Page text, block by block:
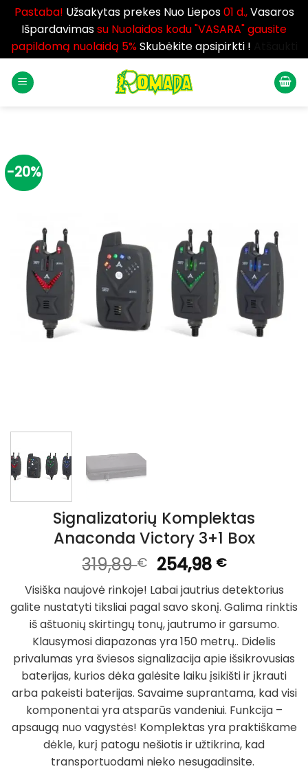
Pastaba! Užsakytas prekes Nuo Liepos01 d.,Vasaros
Išpardavimassu Nuolaidos kodu "VASARA" gausite
papildomą nuolaidą 5%Skubėkite apsipirkti !
-20%
Signalizatorių Komplektas
Anaconda Victory 3+1 Box
319,89€ Original
price
was:
319,89 €.
254,98 €Current
price
is:
254,98 €.
Visiška naujovė rinkoje! Labai jautrius detektorius
galite nustatyti tiksliai pagal savo skonį. Galima rinktis
iš aštuonių skirtingų tonų, jautrumo ir garsumo.
Klausymosi diapazonas yra 150 metrų.. Didelis
privalumas yra šviesos signalizacija apie išsikrovusias
baterijas, kurios dėka galėsite laiku įsikišti ir įkrauti
arba pakeisti baterijas. Savaime suprantama, kad visi
komponentai yra atsparūs vandeniui. Funkcija –
apsaugą nuo vagystės! Komplektas yra praktiškame
dėkle, kurį patogu nešiotis ir užtikrina, kad
transportuodami nieko nesugadinsite.